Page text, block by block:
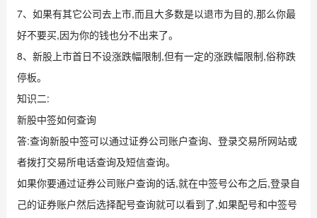
7、如果有其它公司去上市,而且大多数是以退市为目的,那么你最
好不要买,因为你的钱也分不出来了。
8、新股上市首日不设涨跌幅限制,但有一定的涨跌幅限制,俗称跌
停板。
知识二:
新股中签如何查询
答:查询新股中签可以通过证券公司账户查询、登录交易所网站或
者拨打交易所电话查询及短信查询。
如果你要通过证券公司账户查询的话,就在中签号公布之后,登录自
己的证券账户然后选择配号查询就可以看到了,如果配号和中签号